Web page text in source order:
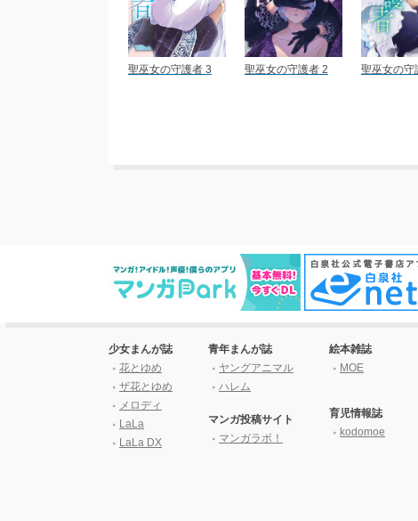
聖巫女の守護者 3 聖巫女の守護者 2 聖巫女の守
少女まんが誌
花とゆめ
ザ花とゆめ
メロディ
LaLa
LaLa DX
青年まんが誌
ヤングアニマル
ハレム
マンガ投稿サイト
マンガラボ！
絵本雑誌
MOE
育児情報誌
kodomoe